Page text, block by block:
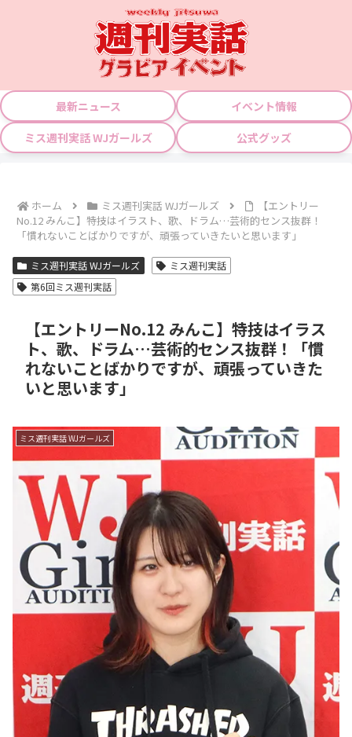
最新ニュース
イベント情報
ミス週刊実話 WJガールズ
公式グッズ
ホーム ミス週刊実話 WJガールズ
【エントリー
No.12 みんこ】特技はイラスト、歌、ドラム…芸術的センス抜群！
「慣れないことばかりですが、頑張っていきたいと思います」
ミス週刊実話 WJガールズ
ミス週刊実話
第6回ミス週刊実話
【エントリーNo.12 みんこ】特技はイラス
ト、歌、ドラム…芸術的センス抜群！「慣
れないことばかりですが、頑張っていきた
いと思います」
ミス週刊実話 WJガールズ